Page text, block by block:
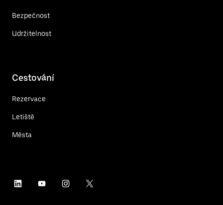
Bezpečnost
Udržitelnost
Cestování
Rezervace
Letiště
Města